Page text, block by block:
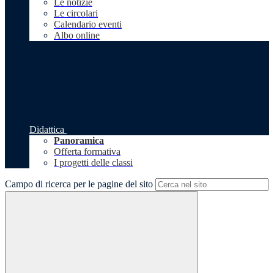
Le notizie
Le circolari
Calendario eventi
Albo online
Didattica
Panoramica
Offerta formativa
I progetti delle classi
Campo di ricerca per le pagine del sito